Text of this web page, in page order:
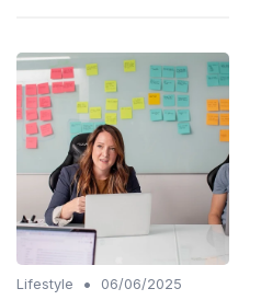
Lifestyle •
06/06/2025